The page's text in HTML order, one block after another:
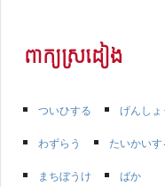
ពាក្យស្រដៀង
ついひする げんし
わずらう
たいかい
まちぼうけ
ばか